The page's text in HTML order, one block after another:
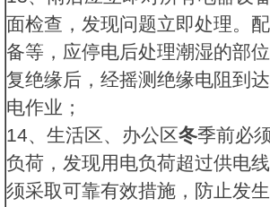
面检查，发现问题立即处理。
备等，应停电后处理潮湿的部
复绝缘后，经摇测绝缘电阻到
电作业；
14、生活区、办公区冬季前必
负荷，发现用电负荷超过供电
须采取可靠有效措施，防止发